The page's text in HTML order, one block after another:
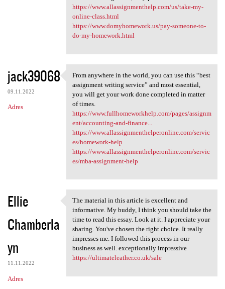
https://www.allassignmenthelp.com/us/take-my-
online-class.html
https://www.domyhomework.us/pay-someone-to-
do-my-homework.html
jack39068
09.11.2022
Adres
From anywhere in the world,
From anywhere in the world, you can use this “best
assignment writing service” and most essential,
you will get your work done completed in matter
of times.
https://www.fullhomeworkhelp.com/pages/assignm
ent/accounting-and-finance...
https://www.allassignmenthelperonline.com/servic
es/homework-help
https://www.allassignmenthelperonline.com/servic
es/mba-assignment-help
Ellie
Chamberla
yn
11.11.2022
Adres
The material in this article
The material in this article is excellent and
informative. My buddy, I think you should take the
time to read this essay. Look at it. I appreciate your
sharing. You've chosen the right choice. It really
impresses me. I followed this process in our
business as well. exceptionally impressive
https://ultimateleather.co.uk/sale